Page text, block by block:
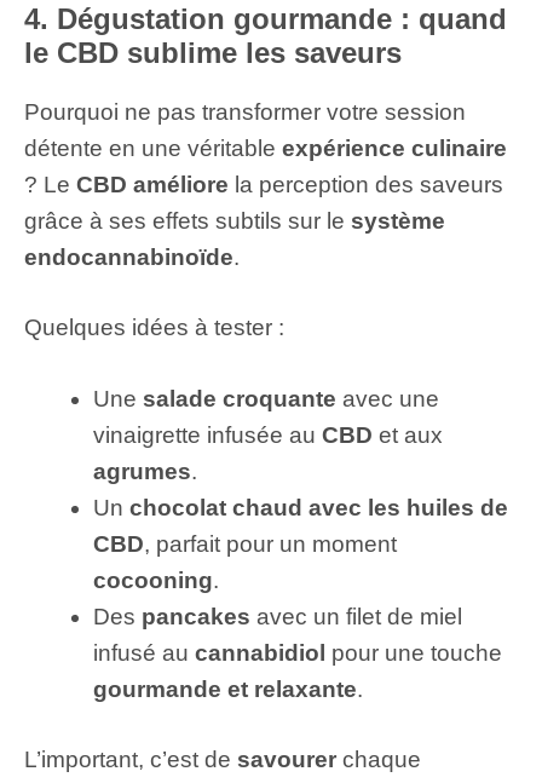
4. Dégustation gourmande : quand
le CBD sublime les saveurs
Pourquoi ne pas transformer votre session
détente en une véritable expérience culinaire
? Le CBD améliore la perception des saveurs
grâce à ses effets subtils sur le système
endocannabinoïde.
Quelques idées à tester :
Une salade croquante avec une
vinaigrette infusée au CBD et aux
agrumes.
Un chocolat chaud avec les huiles de
CBD, parfait pour un moment
cocooning.
Des pancakes avec un filet de miel
infusé au cannabidiol pour une touche
gourmande et relaxante.
L’important, c’est de savourer chaque